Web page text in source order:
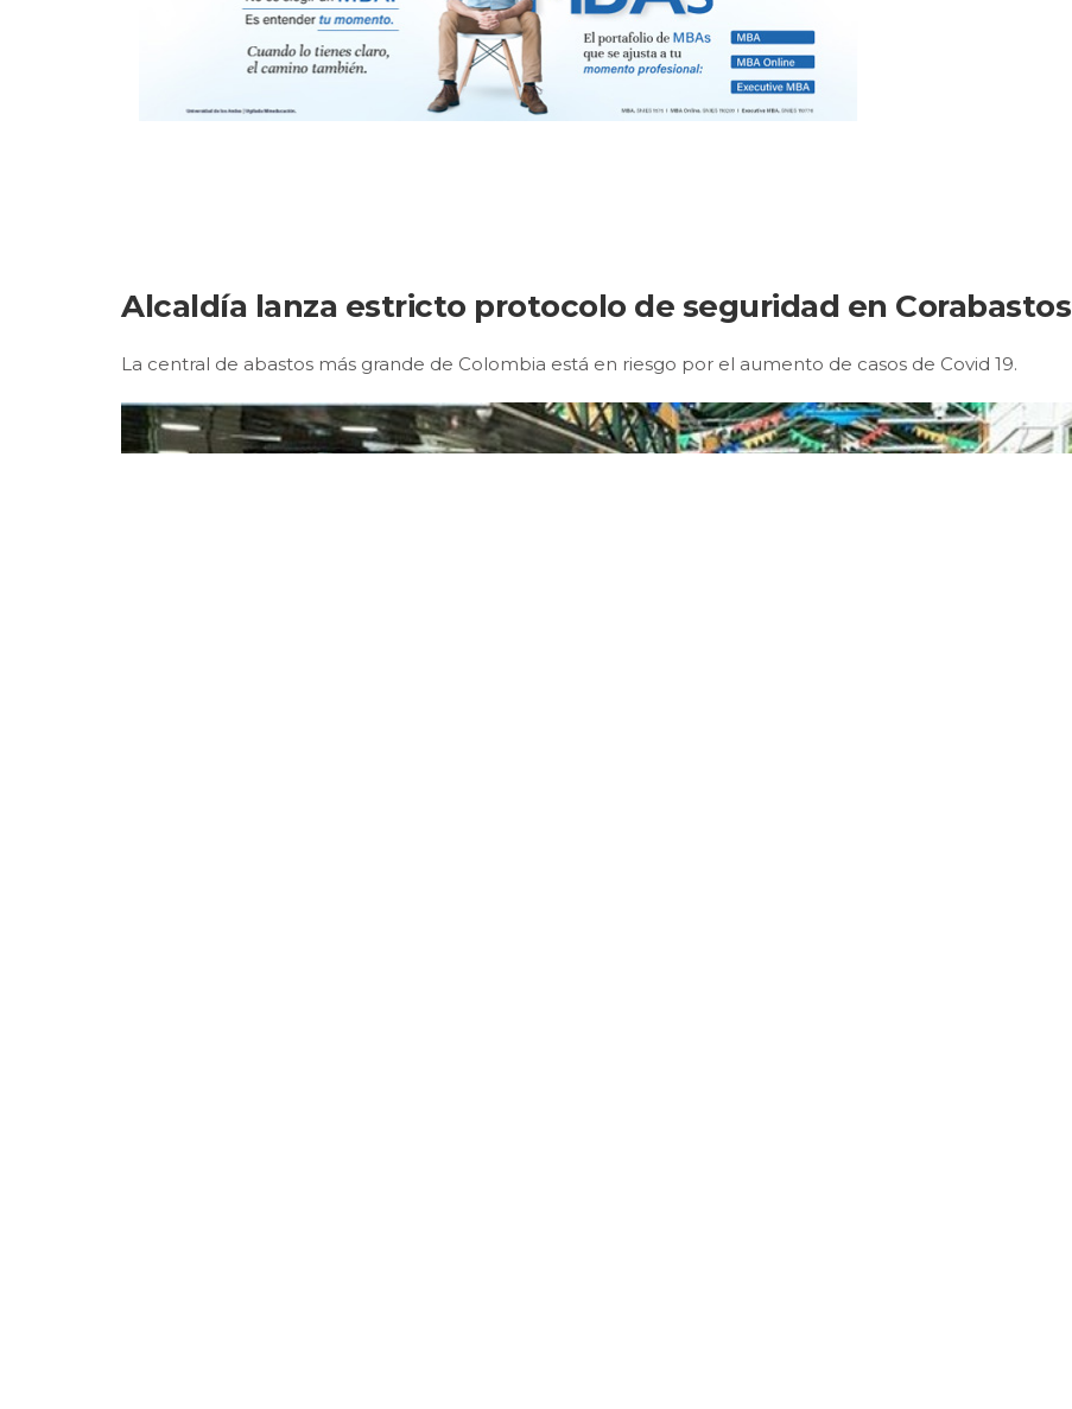
Alcaldía lanza estricto protocolo de seguridad en Corabastos
La central de abastos más grande de Colombia está en riesgo por el aumento de casos de Covid 19.